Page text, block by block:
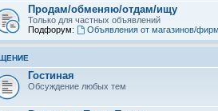
Продам/обменяю/отдам/ищу
Только для частных объявлений
Подфорум:
Объявления от магазинов/
Гостиная
Обсуждение любых тем